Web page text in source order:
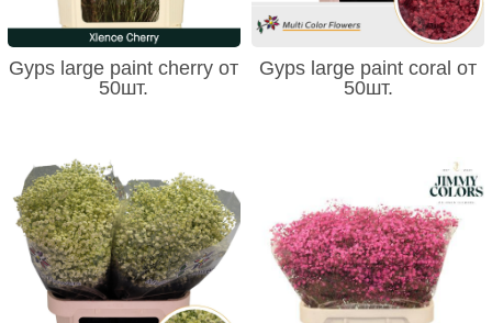
Gyps large paint cherry от
50шт.
Gyps large paint coral от
50шт.